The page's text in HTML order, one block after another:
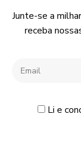
Junte-se a
receba
Li e